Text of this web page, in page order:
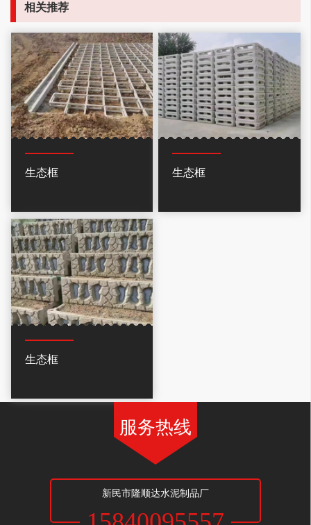
相关推荐
生态框 生态框
生态框
服务热线
新民市隆顺达水泥制品厂